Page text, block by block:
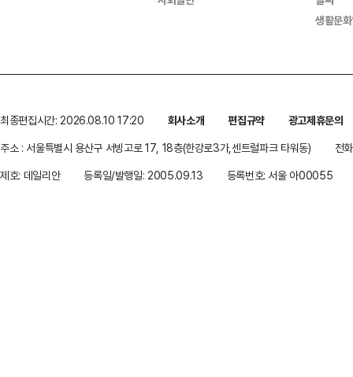
생활문
최종편집시간: 2026.08.10 17:20 회사소개 편집규약
광고제휴문의
주소 : 서울특별시 용산구 서빙고로 17, 18층(한강로3가,센트럴파크 타워동)
전
제호: 데일리안
등록일/발행일: 2005.09.13 등록번호: 서울 아00055